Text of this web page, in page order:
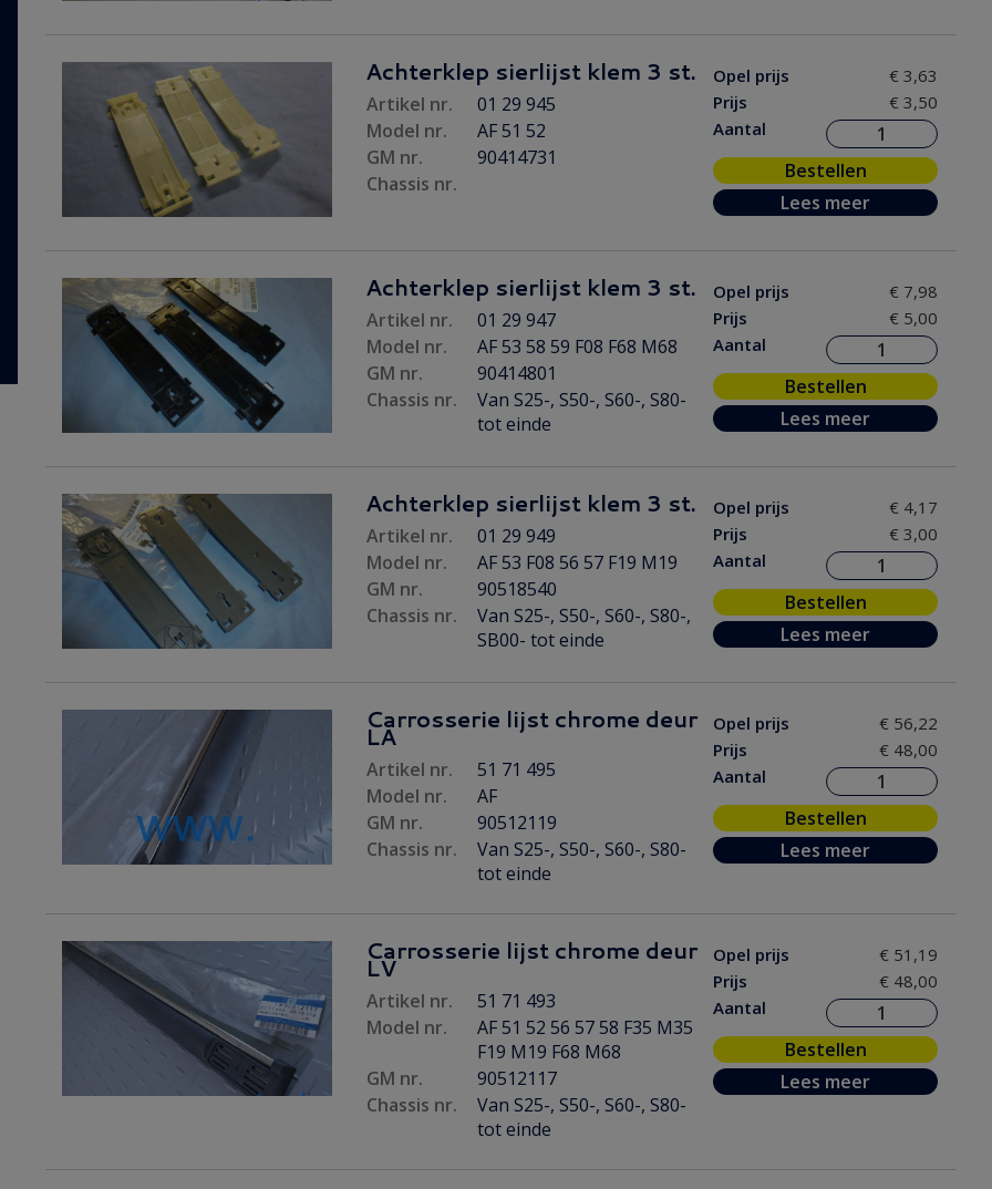
Achterklep sierlijst klem 3 st.
Artikel nr.
01 29 945
Model nr.
AF 51 52
GM nr.
90414731
Chassis nr.
Opel prijs
€ 3,63
Prijs
€ 3,50
Aantal
Bestellen
Lees meer
Achterklep sierlijst klem 3 st.
Artikel nr.
01 29 947
Model nr.
AF 53 58 59 F08 F68 M68
GM nr.
90414801
Chassis nr.
Van S25-, S50-, S60-, S80-
tot einde
Opel prijs
€ 7,98
Prijs
€ 5,00
Aantal
Bestellen
Lees meer
Achterklep sierlijst klem 3 st.
Artikel nr.
01 29 949
Model nr.
AF 53 F08 56 57 F19 M19
GM nr.
90518540
Chassis nr.
Van S25-, S50-, S60-, S80-,
SB00- tot einde
Opel prijs
€ 4,17
Prijs
€ 3,00
Aantal
Bestellen
Lees meer
Carrosserie lijst chrome deur
LA
Artikel nr.
51 71 495
Model nr.
AF
GM nr.
90512119
Chassis nr.
Van S25-, S50-, S60-, S80-
tot einde
Opel prijs
€ 56,22
Prijs
€ 48,00
Aantal
Bestellen
Lees meer
Carrosserie lijst chrome deur
LV
Artikel nr.
51 71 493
Model nr.
AF 51 52 56 57 58 F35 M35
F19 M19 F68 M68
GM nr.
90512117
Chassis nr.
Van S25-, S50-, S60-, S80-
tot einde
Opel prijs
€ 51,19
Prijs
€ 48,00
Aantal
Bestellen
Lees meer